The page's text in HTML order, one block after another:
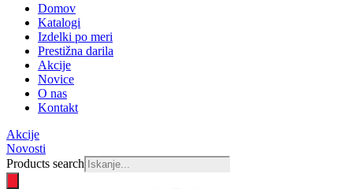
Domov
Katalogi
Izdelki po meri
Prestižna darila
Akcije
Novice
O nas
Kontakt
Akcije
Novosti
Products search